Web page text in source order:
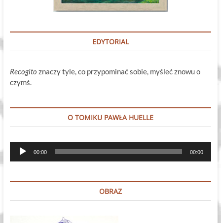
EDYTORIAL
Recogito znaczy tyle, co przypominać sobie, myśleć znowu o
czymś.
O TOMIKU PAWŁA HUELLE
Odtwarzacz
plików
00:00 00:00
OBRAZ